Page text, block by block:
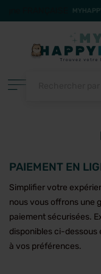
PAIEMENT EN
Simplifier votre
nous vous offrons une
paiement sécurisées.
disponibles ci-dessous
à vos préférences.